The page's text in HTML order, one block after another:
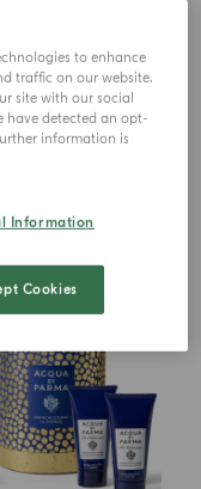
Essenza
€ 173.00
to enhance
traffic on our website.
site with our social
have detected an opt-
information is
Information
Cookies